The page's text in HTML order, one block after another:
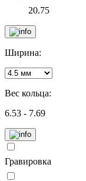
20.75
Ширина:
Вес кольца:
6.53 - 7.69
Гравировка